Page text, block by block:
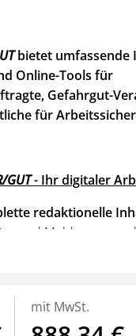
bietet
Online-Tools für
Gefahrgut-
für
GUT- Ihr digitaler
redaktionelle
und Meldungen zu
über alle Inhalte des
auch über
mit MwSt.